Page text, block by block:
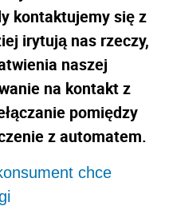
kontaktujemy się z
irytują nas rzeczy,
naszej
na kontakt z
pomiędzy
z automatem.
chce